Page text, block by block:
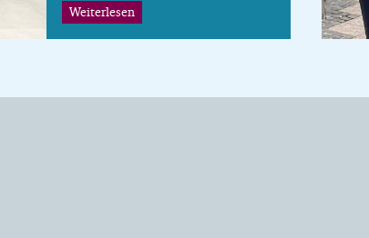
Weiterlesen